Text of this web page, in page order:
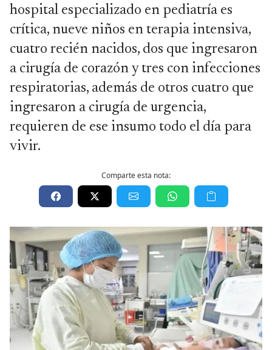
hospital especializado en pediatría es
crítica, nueve niños en terapia intensiva,
cuatro recién nacidos, dos que ingresaron
a cirugía de corazón y tres con infecciones
respiratorias, además de otros cuatro que
ingresaron a cirugía de urgencia,
requieren de ese insumo todo el día para
vivir.
Comparte esta nota: